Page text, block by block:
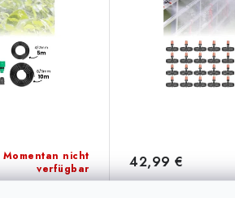
Momentan nicht
verfügbar
42,99 €